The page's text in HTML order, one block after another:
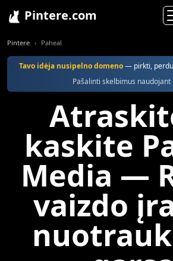
Pintere.com
Pintere Paheal
Tavo idėja nusipelno domeno— pirkti,
Pašalinti skelbimus naudojant
kaskite
Media —
vaizdo